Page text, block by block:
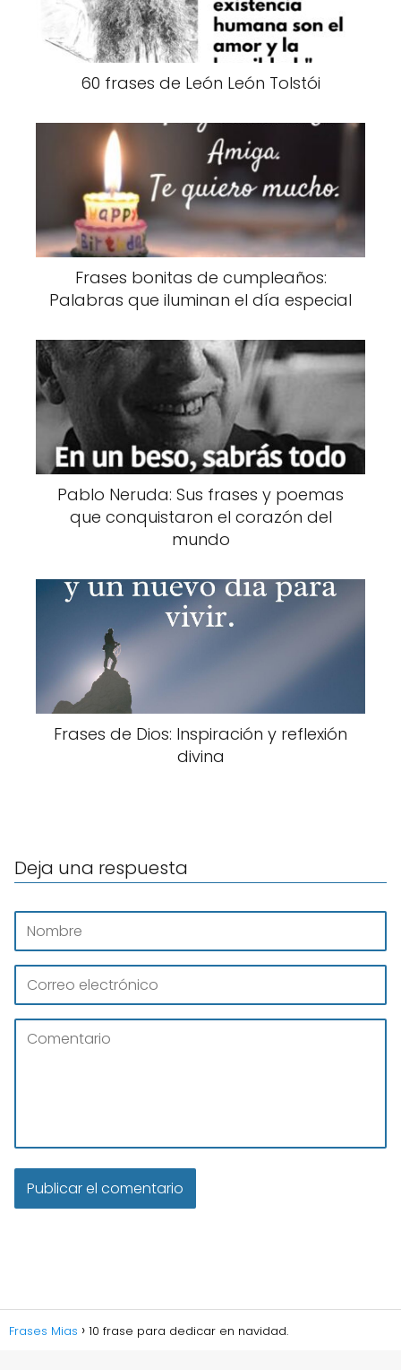
60 frases de León León Tolstói
Frases bonitas de cumpleaños:
Palabras que iluminan el día especial
Pablo Neruda: Sus frases y poemas
que conquistaron el corazón del
mundo
Frases de Dios: Inspiración y reflexión
divina
Deja una respuesta
Frases Mias 10 frase para dedicar en navidad.